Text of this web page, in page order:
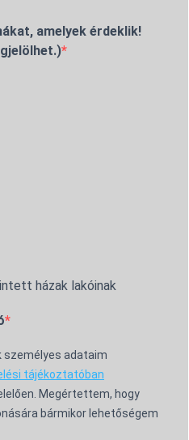
amelyek érdeklik!
házak lakóinak
személyes adataim
tájékoztatóban
Megértettem, hogy
bármikor lehetőségem